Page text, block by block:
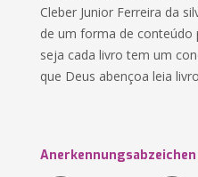
Cleber Junior Ferreira da
de um forma de conteúdo
seja cada livro tem um
que Deus abençoa leia livro
Anerkennungsabzeichen